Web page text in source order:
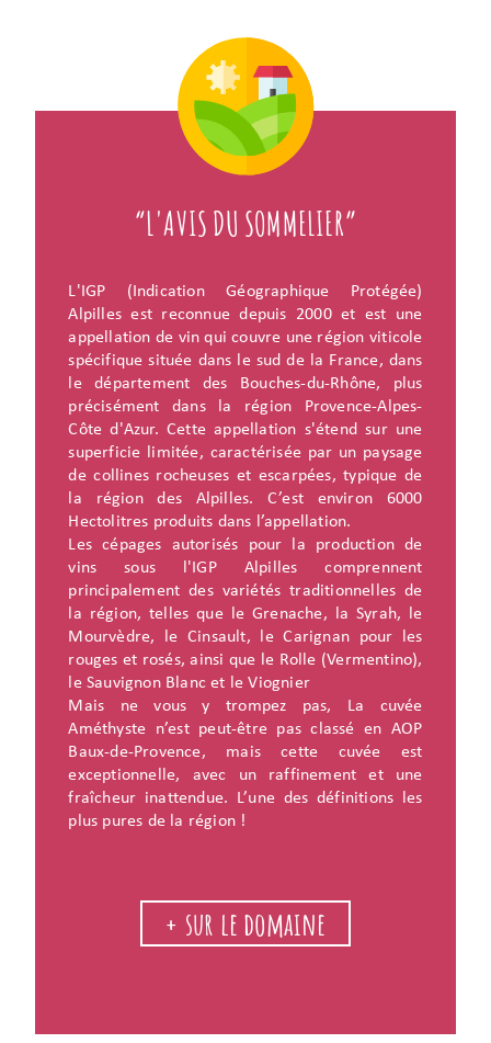
“L'AVIS DU SOMMELIER”
L'IGP (Indication Géographique Protégée)
Alpilles est reconnue depuis 2000 et est une
appellation de vin qui couvre une région viticole
spécifique située dans le sud de la France, dans
le département des Bouches-du-Rhône, plus
précisément dans la région Provence-Alpes-
Côte d'Azur. Cette appellation s'étend sur une
superficie limitée, caractérisée par un paysage
de collines rocheuses et escarpées, typique de
la région des Alpilles. C’est environ 6000
Hectolitres produits dans l’appellation.
Les cépages autorisés pour la production de
vins sous l'IGP Alpilles comprennent
principalement des variétés traditionnelles de
la région, telles que le Grenache, la Syrah, le
Mourvèdre, le Cinsault, le Carignan pour les
rouges et rosés, ainsi que le Rolle (Vermentino),
le Sauvignon Blanc et le Viognier
Mais ne vous y trompez pas, La cuvée
Améthyste n’est peut-être pas classé en AOP
Baux-de-Provence, mais cette cuvée est
exceptionnelle, avec un raffinement et une
fraîcheur inattendue. L’une des définitions les
plus pures de la région !
+ sur le domaine